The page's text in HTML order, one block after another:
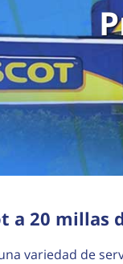
a 20 millas
variedad de